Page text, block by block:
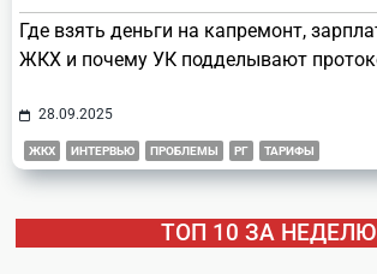
Где взять деньги на капремонт,
ЖКХ и почему УК подделывают
28.09.2025
ЖКХ ИНТЕРВЬЮ ПРОБЛЕМЫ РГ ТАРИФЫ
ТОП 10 ЗА НЕДЕЛЮ